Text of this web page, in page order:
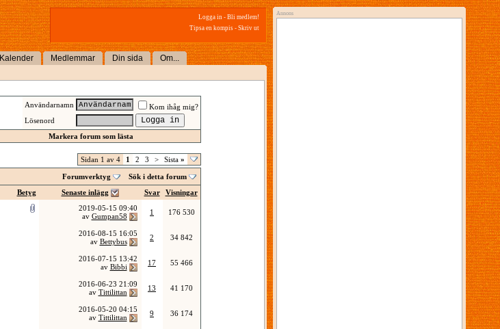
Logga in - Bli medlem!
Tipsa en kompis - Skriv ut
Kalender Medlemmar Din sida Om...
Användarnamn
Kom ihåg mig?
Lösenord
Markera forum som lästa
Sidan 1 av 4 1 2 3 > Sista »
Forumverktyg
Sök i detta forum
Betyg
Senaste inlägg Svar
Visningar
2019-05-15 09:40
av Gumpan58 1 176 530
2016-08-15 16:05
av Bettybus 2 34 842
2016-07-15 13:42
av Bibbi 17 55 466
2016-06-23 21:09
av Tittilittan 13 41 170
2016-05-20 04:15
av Tittilittan 9 36 174
Annons